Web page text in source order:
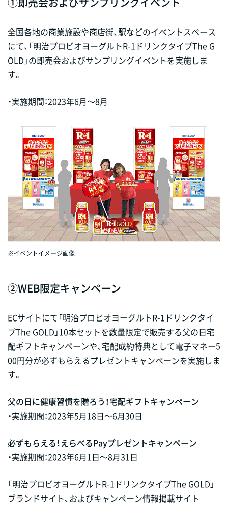
※イベントイメージ画像
全国各地の商業施設や商店街、駅などのイベントスペース
にて、「明治プロビオヨーグルトR-1ドリンクタイプThe G
OLD」の即売会およびサンプリングイベントを実施しま
す。
・実施期間：2023年6月～8月
②WEB限定キャンペーン
ECサイトにて「明治プロビオヨーグルトR-1ドリンクタイ
プThe GOLD」10本セットを数量限定で販売する父の日宅
配ギフトキャンペーンや、宅配成約特典として電子マネー5
00円分が必ずもらえるプレゼントキャンペーンを実施しま
す。
父の日に健康習慣を贈ろう！宅配ギフトキャンペーン
・実施期間：2023年5月18日～6月30日
必ずもらえる！えらべるPayプレゼントキャンペーン
・実施期間：2023年6月1日～8月31日
「明治プロビオヨーグルトR-1ドリンクタイプThe GOLD」
ブランドサイト、およびキャンペーン情報掲載サイト